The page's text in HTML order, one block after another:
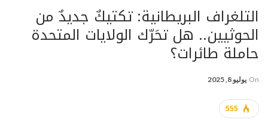
التلغراف البريطانية: تكتيكٌ جديدٌ من
الحوثيين.. هل تحَرّك الولايات المتحدة
حاملة طائرات؟
On يوليو 8, 2025
555